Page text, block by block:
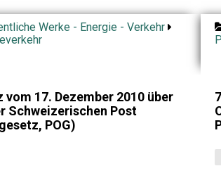
Werke - Energie - Verkehr
vom 17. Dezember 2010 über
Schweizerischen Post
POG)